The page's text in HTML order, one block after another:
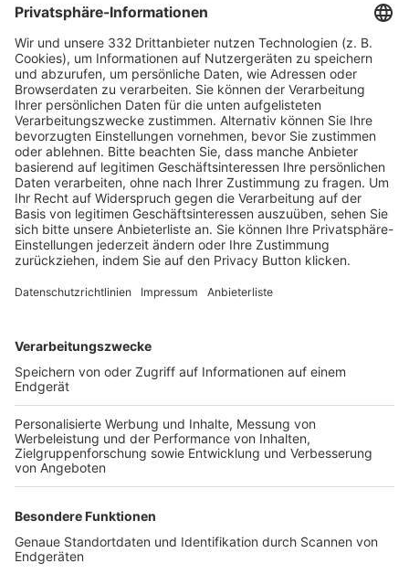
HÄUFIG BESUCHTE SEITEN
Pässe und Vereinswechsel
Trainerausbildung
Schulungsangebot Vereinsmitarbeiter
BFV-Geschäftsstellen
Trainerbörse
Login SpielPlus
FOLGE DEM BFV
TOP-VEREINE
TOP-PARTNER